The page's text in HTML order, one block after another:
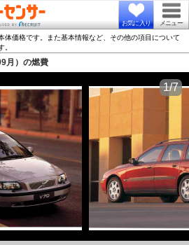
お気に入り メニュー
体価格です。また基本情報など、その他の項目について
。
月）の燃費
1/7